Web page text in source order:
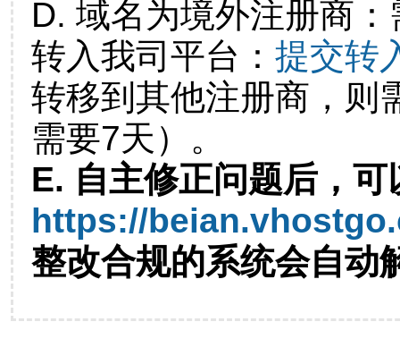
D. 域名为境外注册商
转入我司平台： 提交转
转移到其他注册商，则
需要7天）。
E. 自主修正问题后，可
https://
整改合规的系统会自动